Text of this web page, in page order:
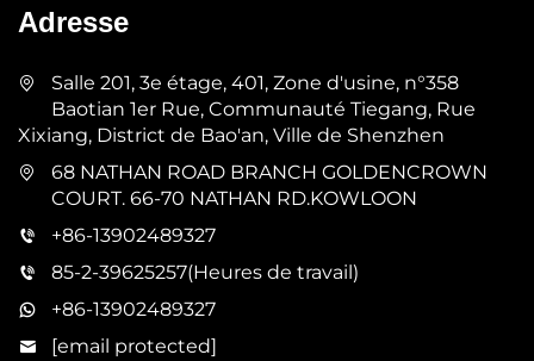
Adresse
Salle 201, 3e étage, 401, Zone d'usine, n°358
Baotian 1er Rue, Communauté Tiegang, Rue
Xixiang, District de Bao'an, Ville de Shenzhen
68 NATHAN ROAD BRANCH GOLDENCROWN
COURT. 66-70 NATHAN RD.KOWLOON
+86-13902489327
85-2-39625257(Heures de travail)
+86-13902489327
[email protected]